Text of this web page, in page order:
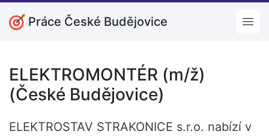
Práce České Budějovice
ELEKTROMONTÉR (m/ž)
(České Budějovice)
ELEKTROSTAV STRAKONICE s.r.o. nabízí v